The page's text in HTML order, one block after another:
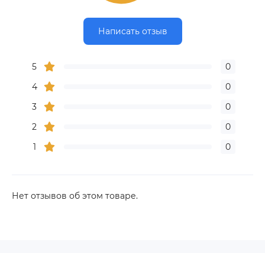
Написать отзыв
5
0
4
0
3
0
2
0
1
0
Нет отзывов об этом товаре.